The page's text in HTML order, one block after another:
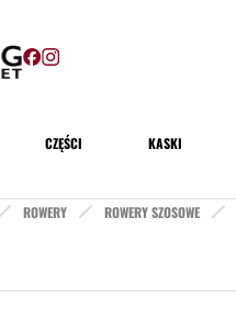
CZĘŚCI KASKI
ROWERY ROWERY SZOSOWE